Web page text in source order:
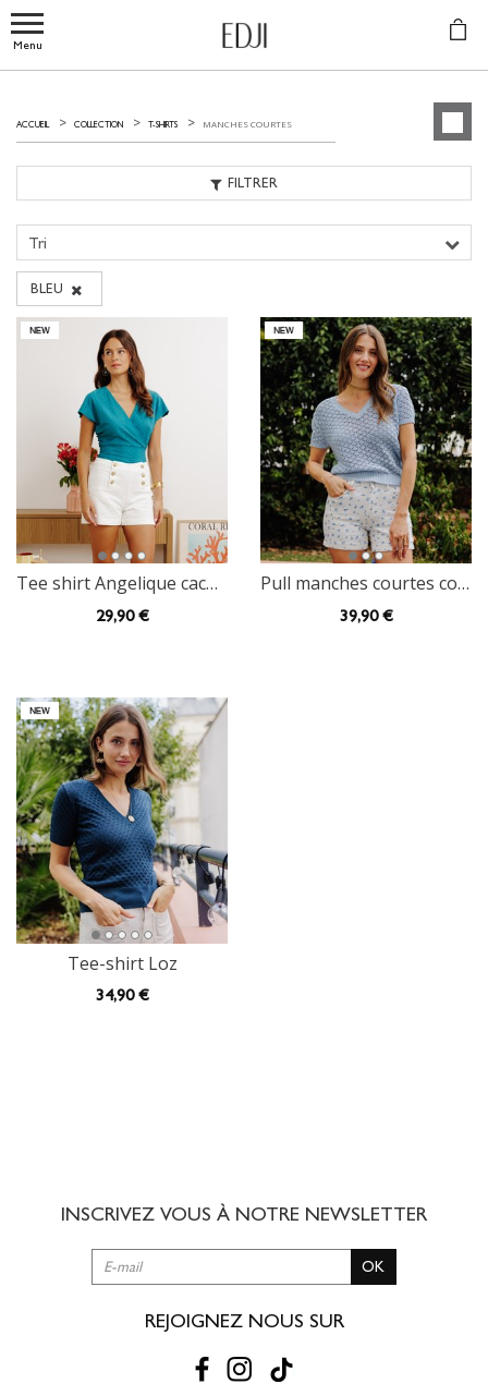
Menu
FILTRER
ACCUEIL COLLECTION T-SHIRTS MANCHES COURTES
Tri
BLEU
Tee shirt Angelique cache-coeur
29,90 €
Pull manches courtes col v Jeffrey
39,90 €
Tee-shirt Loz
34,90 €
INSCRIVEZ VOUS À NOTRE NEWSLETTER
OK
REJOIGNEZ NOUS SUR